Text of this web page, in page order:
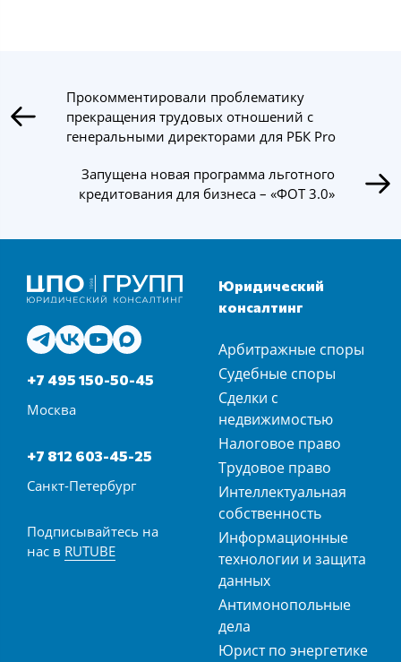
Прокомментировали проблематику
прекращения трудовых отношений с
генеральными директорами для РБК Pro
Запущена новая программа льготного
кредитования для бизнеса – «ФОТ 3.0»
+7 495 150-50-45
Москва
+7 812 603-45-25
Санкт-Петербург
Подписывайтесь на
нас в RUTUBE
Юридический
консалтинг
Арбитражные споры
Судебные споры
Сделки с
недвижимостью
Налоговое право
Трудовое право
Интеллектуальная
собственность
Информационные
технологии и защита
данных
Антимонопольные
дела
Юрист по энергетике